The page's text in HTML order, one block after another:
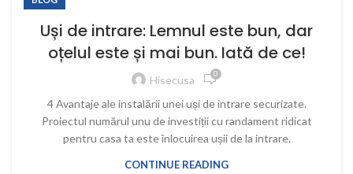
Uși de intrare: Lemnul este bun, dar
oțelul este și mai bun. Iată de ce!
Hisecusa 0
4 Avantaje ale instalării unei uși de intrare securizate.
Proiectul numărul unu de investiții cu randament ridicat
pentru casa ta este înlocuirea ușii de la intrare.
CONTINUE READING